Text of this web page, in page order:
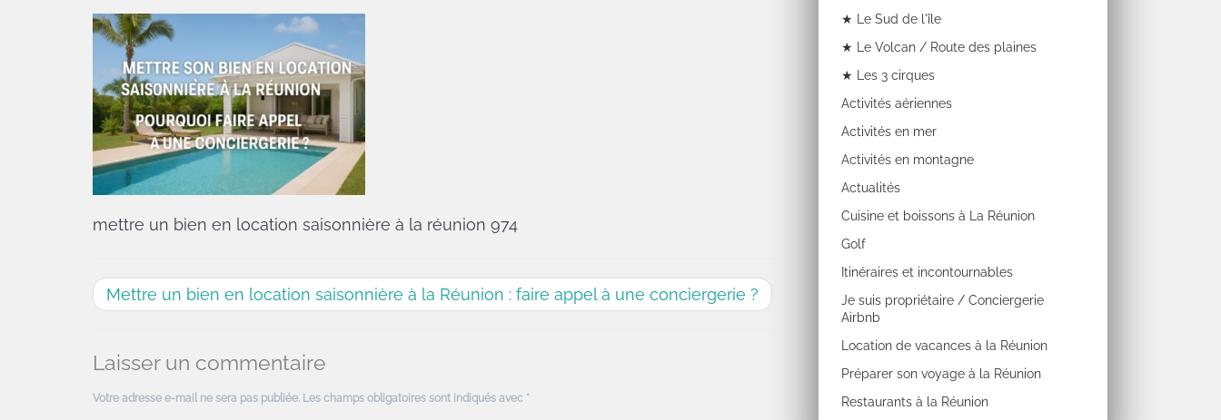
mettre un bien en location saisonnière à la réunion 974
Mettre un bien en location saisonnière à la Réunion : faire appel à une conciergerie ?
Laisser un commentaire
Votre adresse e-mail ne sera pas publiée. Les champs obligatoires sont indiqués avec *
★ Le Sud de l'île
★ Le Volcan / Route des plaines
★ Les 3 cirques
Activités aériennes
Activités en mer
Activités en montagne
Actualités
Cuisine et boissons à La Réunion
Golf
Itinéraires et incontournables
Je suis propriétaire / Conciergerie
Airbnb
Location de vacances à la Réunion
Préparer son voyage à la Réunion
Restaurants à la Réunion